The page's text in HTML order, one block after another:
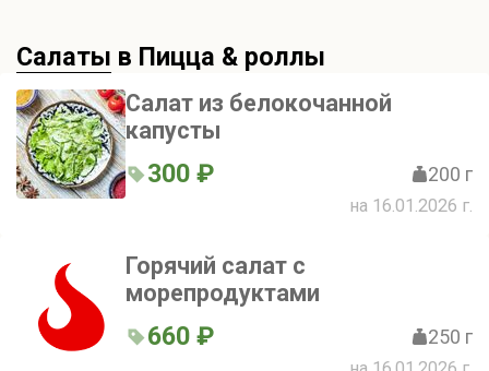
Салаты в Пицца & роллы
Салат из белокочанной
капусты
300 ₽ 200 г
на 16.01.2026 г.
Горячий салат с
морепродуктами
660 ₽ 250 г